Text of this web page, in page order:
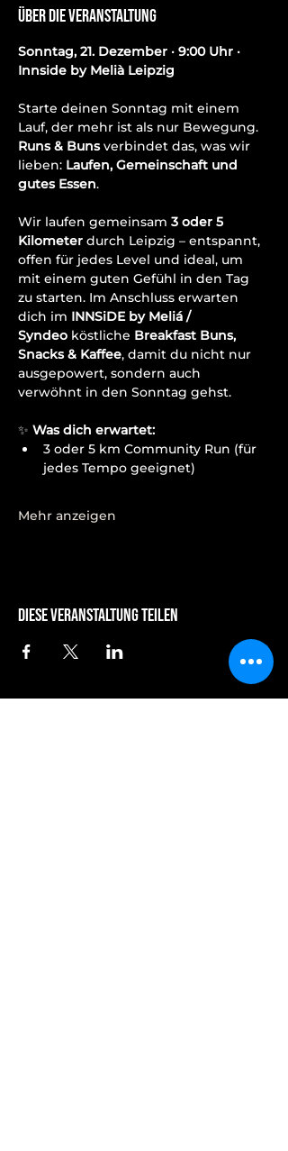
Über die Veranstaltung
Sonntag, 21. Dezember · 9:00 Uhr ·
Innside by Melià Leipzig
Starte deinen Sonntag mit einem
Lauf, der mehr ist als nur Bewegung.
Runs & Buns verbindet das, was wir
lieben: Laufen, Gemeinschaft und
gutes Essen.
Wir laufen gemeinsam 3 oder 5
Kilometer durch Leipzig – entspannt,
offen für jedes Level und ideal, um
mit einem guten Gefühl in den Tag
zu starten. Im Anschluss erwarten
dich im INNSiDE by Meliá /
Syndeo köstliche Breakfast Buns,
Snacks & Kaffee, damit du nicht nur
ausgepowert, sondern auch
verwöhnt in den Sonntag gehst.
✨ Was dich erwartet:
3 oder 5 km Community Run (für
jedes Tempo geeignet)
Mehr anzeigen
Diese Veranstaltung teilen